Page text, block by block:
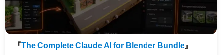
『The Complete Claude AI for Blender Bundle 』